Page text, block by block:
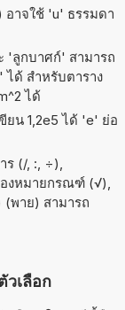
าจใช้ 'u' ธรรมดา
'ลูกบาศก์' สามารถ
ด้ สำหรับตาราง
ได้
ยน 1,2e5 ได้ 'e' ย่อ
(/, :, ÷),
องหมายกรณฑ์ (√),
พาย) สามารถ
วเลือก